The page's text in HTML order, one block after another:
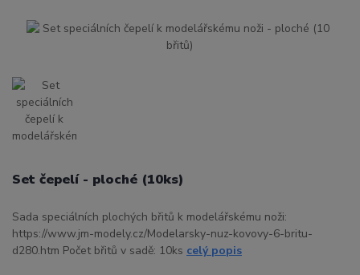
Set čepelí - ploché (10ks)
Sada speciálních plochých břitů k modelářskému noži:
https://www.jm-modely.cz/Modelarsky-nuz-kovovy-6-britu-
d280.htm Počet břitů v sadě: 10ks celý popis